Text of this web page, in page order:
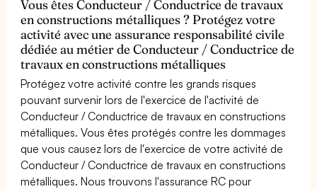
Vous êtes Conducteur / Conductrice de travaux
en constructions métalliques ? Protégez votre
activité avec une assurance responsabilité civile
dédiée au métier de Conducteur / Conductrice de
travaux en constructions métalliques
Protégez votre activité contre les grands risques
pouvant survenir lors de l'exercice de l'activité de
Conducteur / Conductrice de travaux en constructions
métalliques. Vous êtes protégés contre les dommages
que vous causez lors de l'exercice de votre activité de
Conducteur / Conductrice de travaux en constructions
métalliques. Nous trouvons l'assurance RC pour